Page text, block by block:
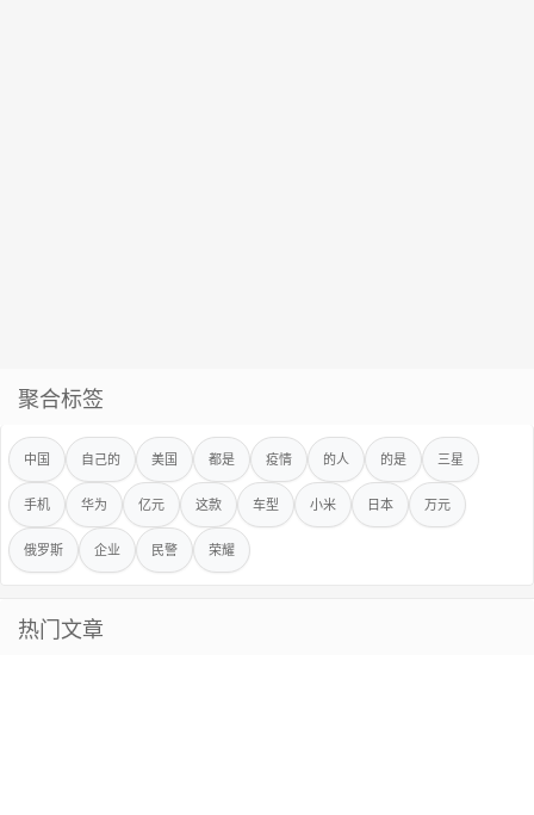
聚合标签
中国 自己的 美国 都是 疫情 的人 的是 三星
手机 华为 亿元 这款 车型 小米 日本 万元
俄罗斯 企业 民警 荣耀
热门文章